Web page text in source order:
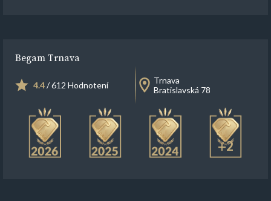
Begam Trnava
4.4/ 612 Hodnotení
Trnava
Bratislavská 78
+2